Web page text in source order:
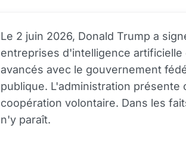
Le 2 juin 2026, Donald Trump a
entreprises d'intelligence
avancés avec le gouvernement
publique. L'administration présente
coopération volontaire. Dans les
n'y paraît.